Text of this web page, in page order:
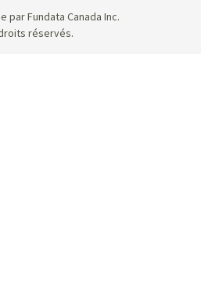
Fundata Canada Inc.
réservés.